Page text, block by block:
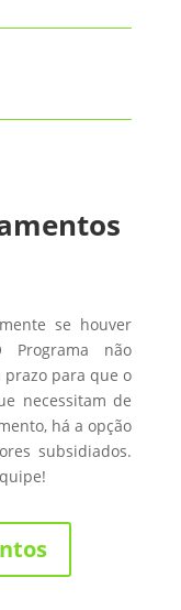
se houver
Programa não
para que o
necessitam de
há a opção
subsidiados.